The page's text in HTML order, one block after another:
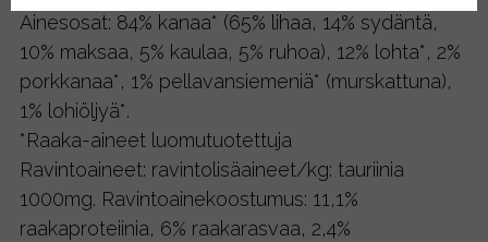
Ainesosat: 84% kanaa* (65% lihaa, 14% sydäntä,
10% maksaa, 5% kaulaa, 5% ruhoa), 12% lohta*, 2%
porkkanaa*, 1% pellavansiemeniä* (murskattuna),
1% lohiöljyä*.
*Raaka-aineet luomutuotettuja
Ravintoaineet: ravintolisäaineet/kg: tauriinia
1000mg. Ravintoainekoostumus: 11,1%
raakaproteiinia, 6% raakarasvaa, 2,4%